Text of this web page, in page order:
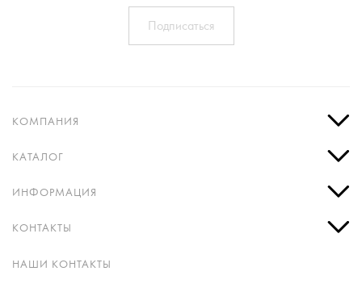
КОМПАНИЯ
КАТАЛОГ
ИНФОРМАЦИЯ
КОНТАКТЫ
НАШИ КОНТАКТЫ